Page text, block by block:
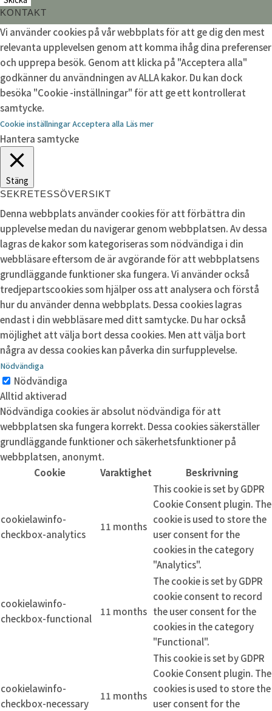
KONTAKT
Vi använder cookies på vår webbplats för att ge dig den mest
relevanta upplevelsen genom att komma ihåg dina preferenser
och upprepa besök. Genom att klicka på "Acceptera alla"
godkänner du användningen av ALLA kakor. Du kan dock
besöka "Cookie -inställningar" för att ge ett kontrollerat
samtycke.
Cookie inställningarAcceptera alla Läs mer
Hantera samtycke
Stäng
SEKRETESSÖVERSIKT
Denna webbplats använder cookies för att förbättra din
upplevelse medan du navigerar genom webbplatsen. Av dessa
lagras de kakor som kategoriseras som nödvändiga i din
webbläsare eftersom de är avgörande för att webbplatsens
grundläggande funktioner ska fungera. Vi använder också
tredjepartscookies som hjälper oss att analysera och förstå
hur du använder denna webbplats. Dessa cookies lagras
endast i din webbläsare med ditt samtycke. Du har också
möjlighet att välja bort dessa cookies. Men att välja bort
några av dessa cookies kan påverka din surfupplevelse.
Nödvändiga
Nödvändiga
Alltid aktiverad
Nödvändiga cookies är absolut nödvändiga för att
webbplatsen ska fungera korrekt. Dessa cookies säkerställer
grundläggande funktioner och säkerhetsfunktioner på
webbplatsen, anonymt.
Cookie
Varaktighet Beskrivning
cookielawinfo-
checkbox-analytics
11 months
This cookie is set by GDPR
Cookie Consent plugin. The
cookie is used to store the
user consent for the
cookies in the category
"Analytics".
cookielawinfo-
checkbox-functional
11 months
The cookie is set by GDPR
cookie consent to record
the user consent for the
cookies in the category
"Functional".
cookielawinfo-
checkbox-necessary
11 months
This cookie is set by GDPR
Cookie Consent plugin. The
cookies is used to store the
user consent for the